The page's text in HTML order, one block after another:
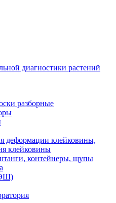
диагностики растений
разборные
деформации клейковины,
клейковины
контейнеры, щупы